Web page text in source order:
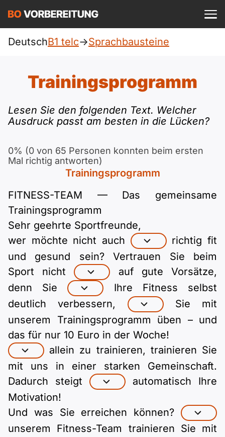
telc
Allgemein
Goethe
ÖIF
ÖSD
Pflege (telc)
Deutsch
Englisch
Türkisch
Ukrainisch
Russisch
Polnisch
A1 DTZ
A1 telc
A1 ÖIF
A2 Allgemein
A2 DTZ
A2 Goethe
A2 ÖIF
B1 Allgemein
B1 DTZ
B1 Beruf
B1 telc
B1 Goethe
B1 ÖIF
B1 ÖSD
B1 Pflege (telc)
B2
B2 Allgemein
B2 Beruf
B2 telc
B2 Goethe
B2 Pflege (telc)
Blog
Webinare
Mehr Tools
Online-Kurse
Einbürgerungstest
Spiele
Schulen & Kurse
Lebenslauf erstellen
Motivationsbriefe
Einloggen ist kostenlos?
DeutschB1 telc->Sprachbausteine
Trainingsprogramm
Lesen Sie den folgenden Text. Welcher
Ausdruck passt am besten in die Lücken?
0% (0 von 65 Personen konnten beim ersten
Mal richtig antworten)
Trainingsprogramm
FITNESS-TEAM — Das gemeinsame
Trainingsprogramm
Sehr geehrte Sportfreunde,
wer möchte nicht auch
richtig fit
und gesund sein? Vertrauen Sie beim
Sport nicht
auf gute Vorsätze,
denn Sie
Ihre Fitness selbst
deutlich verbessern,
Sie mit
unserem Trainingsprogramm üben – und
das für nur 10 Euro in der Woche!
allein zu trainieren, trainieren Sie
mit uns in einer starken Gemeinschaft.
Dadurch steigt
automatisch Ihre
Motivation!
Und was Sie erreichen können?
unserem Fitness-Team trainieren Sie mit